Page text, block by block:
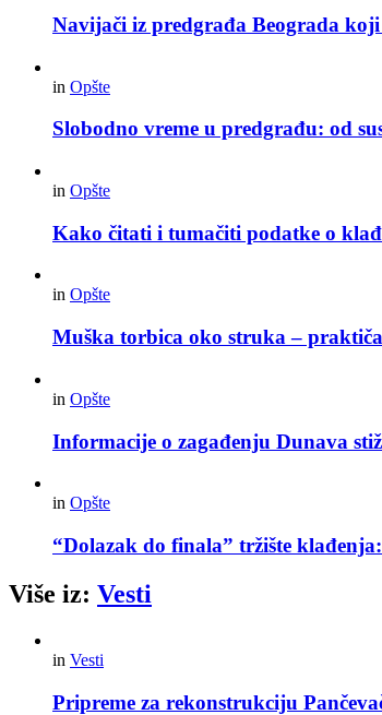
Navijači iz predgrađa Beograda
in Opšte
Slobodno vreme u predgrađu: od
in Opšte
Kako čitati i tumačiti podatke o
in Opšte
Muška torbica oko struka –
in Opšte
Informacije o zagađenju Dunava
in Opšte
“Dolazak do finala” tržište
Više iz: Vesti
in Vesti
Pripreme za rekonstrukciju